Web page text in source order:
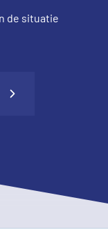
de situatie